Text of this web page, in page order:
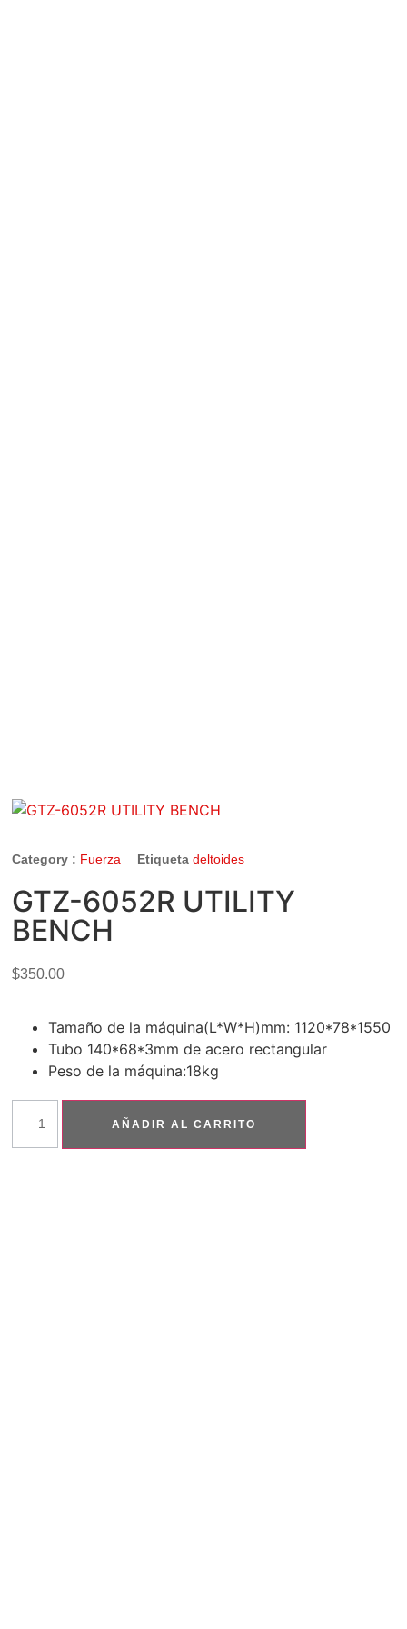
Category : Fuerza Etiqueta deltoides
GTZ-6052R UTILITY
BENCH
$350.00
Tamaño de la máquina(L*W*H)mm: 1120*78*1550
Tubo 140*68*3mm de acero rectangular
Peso de la máquina:18kg
AÑADIR AL CARRITO